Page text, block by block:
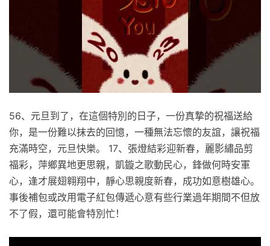
56、元旦到了，在這個特別的日子，一份真摯的祝福送給
你，是一份難以抹去的回憶，一種無法忘懷的友誼，讓祝福
充滿時空，元旦快樂。 17、張燈結彩迎新春，麗影繡品剪
福彩，萍鄉異地更思親，凱鏇之歌動民心，鋒做何時安軍
心，逢才展翅翱翔中，靜心思親度新春，成功如意樹雄心。
事後補包或改用電子紅包傳遞心意有些行業過年期間不但放
不了假，還可能會特別忙！